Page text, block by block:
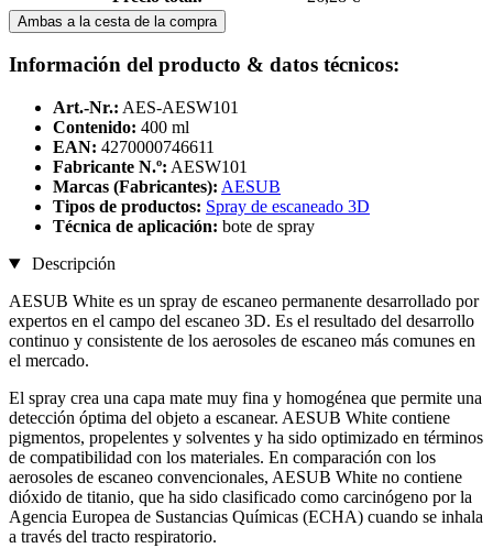
Ambas a la cesta de la compra
Información del producto & datos técnicos:
Art.-Nr.: AES-AESW101
Contenido: 400 ml
EAN: 4270000746611
Fabricante N.º: AESW101
Marcas (Fabricantes): AESUB
Tipos de productos: Spray de escaneado 3D
Técnica de aplicación: bote de spray
Descripción
AESUB White es un spray de escaneo permanente desarrollado por
expertos en el campo del escaneo 3D. Es el resultado del desarrollo
continuo y consistente de los aerosoles de escaneo más comunes en
el mercado.
El spray crea una capa mate muy fina y homogénea que permite una
detección óptima del objeto a escanear. AESUB White contiene
pigmentos, propelentes y solventes y ha sido optimizado en términos
de compatibilidad con los materiales. En comparación con los
aerosoles de escaneo convencionales, AESUB White no contiene
dióxido de titanio, que ha sido clasificado como carcinógeno por la
Agencia Europea de Sustancias Químicas (ECHA) cuando se inhala
a través del tracto respiratorio.